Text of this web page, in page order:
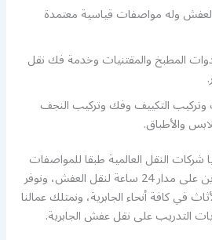
وله مواصفات قياسية معتمدة
المطبخ والمقتنيات وخدمة فك نقل
التكييف وفك وتركيب النجف
والأطباق.
شركات النقل العالمية طبقا للمواصفات
القياسية الأوروبية، وموجودين على مدار 24 ساعة لنقل العفش، ونوفر
في كافة أنحاء الجابرية، ونمتلك عمالنا
التدريب على نقل عفش الجابرية.